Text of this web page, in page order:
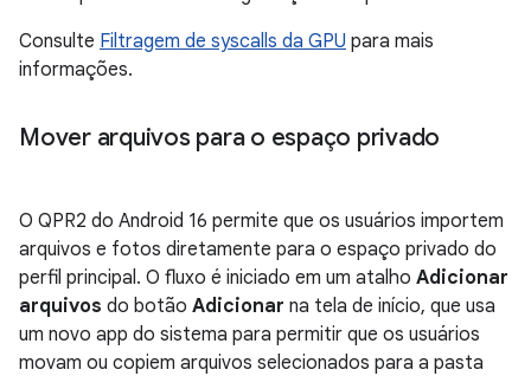
Consulte Filtragem de syscalls da GPU para mais
informações.
Mover arquivos para o espaço privado
O QPR2 do Android 16 permite que os usuários importem
arquivos e fotos diretamente para o espaço privado do
perfil principal. O fluxo é iniciado em um atalho Adicionar
arquivos do botão Adicionar na tela de início, que usa
um novo app do sistema para permitir que os usuários
movam ou copiem arquivos selecionados para a pasta